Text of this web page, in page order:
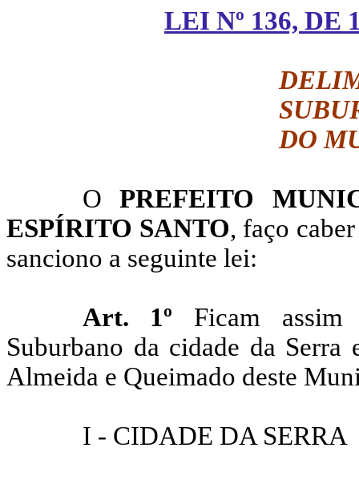
LEI Nº 136, DE
DO
OPREFEITO
ESPÍRITO SANTO, faço
sanciono a seguinte lei:
Art. 1º Ficam assim
Suburbano da cidade da
Almeida e Queimado deste
I - CIDADE DA SERRA